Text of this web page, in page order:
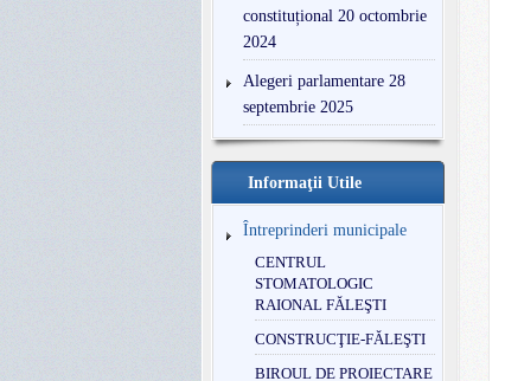
constituțional 20 octombrie
2024
Alegeri parlamentare 28
septembrie 2025
Informaţii Utile
Întreprinderi municipale
CENTRUL
STOMATOLOGIC
RAIONAL FĂLEŞTI
CONSTRUCŢIE-FĂLEŞTI
BIROUL DE PROIECTARE